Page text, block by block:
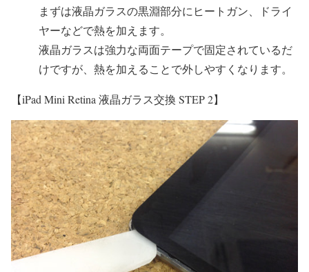
まずは液晶ガラスの黒淵部分にヒートガン、ドライ
ヤーなどで熱を加えます。
液晶ガラスは強力な両面テープで固定されているだ
けですが、熱を加えることで外しやすくなります。
【iPad Mini Retina 液晶ガラス交換 STEP 2】